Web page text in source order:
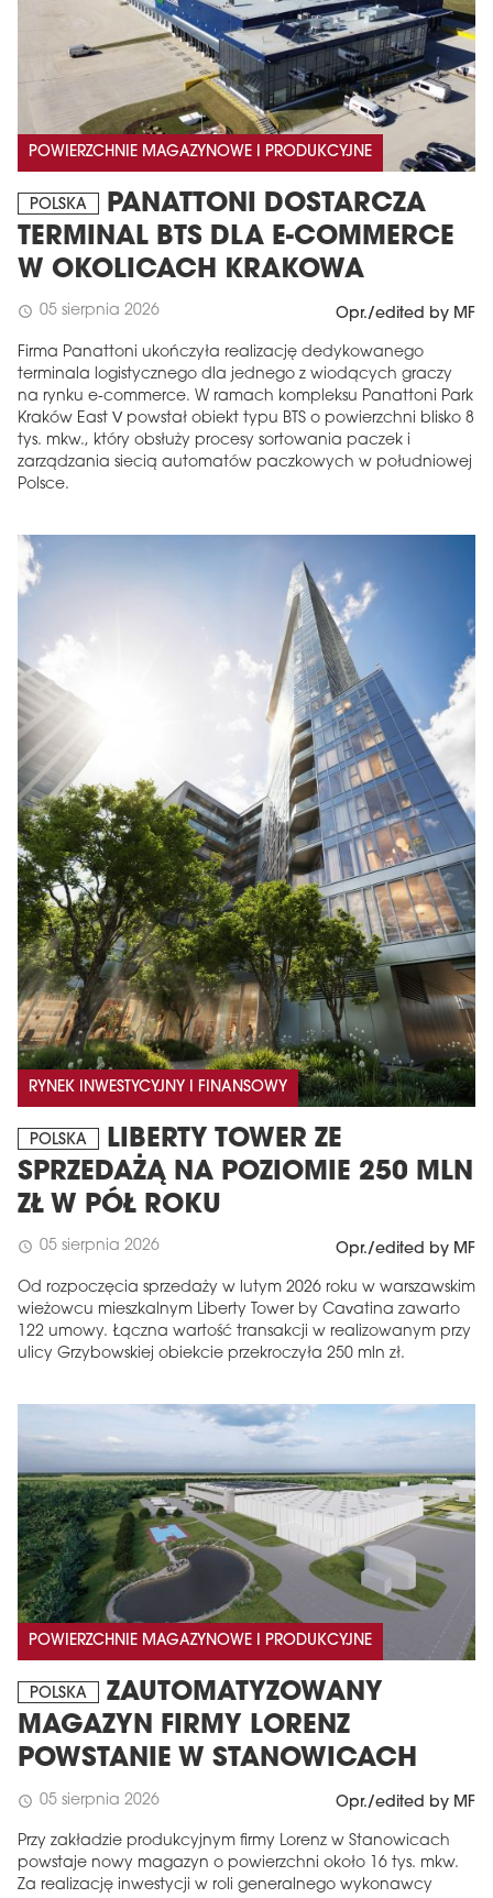
POWIERZCHNIE MAGAZYNOWE I PRODUKCYJNE
POLSKA
PANATTONI DOSTARCZA
TERMINAL BTS DLA E-COMMERCE
W OKOLICACH KRAKOWA
schedule 05 sierpnia 2026 Opr./edited by MF
Firma Panattoni ukończyła realizację dedykowanego
terminala logistycznego dla jednego z wiodących graczy
na rynku e-commerce. W ramach kompleksu Panattoni Park
Kraków East V powstał obiekt typu BTS o powierzchni blisko 8
tys. mkw., który obsłuży procesy sortowania paczek i
zarządzania siecią automatów paczkowych w południowej
Polsce.
RYNEK INWESTYCYJNY I FINANSOWY
POLSKA
LIBERTY TOWER ZE
SPRZEDAŻĄ NA POZIOMIE 250 MLN
ZŁ W PÓŁ ROKU
schedule 05 sierpnia 2026 Opr./edited by MF
Od rozpoczęcia sprzedaży w lutym 2026 roku w warszawskim
wieżowcu mieszkalnym Liberty Tower by Cavatina zawarto
122 umowy. Łączna wartość transakcji w realizowanym przy
ulicy Grzybowskiej obiekcie przekroczyła 250 mln zł.
POWIERZCHNIE MAGAZYNOWE I PRODUKCYJNE
POLSKA
ZAUTOMATYZOWANY
MAGAZYN FIRMY LORENZ
POWSTANIE W STANOWICACH
schedule 05 sierpnia 2026 Opr./edited by MF
Przy zakładzie produkcyjnym firmy Lorenz w Stanowicach
powstaje nowy magazyn o powierzchni około 16 tys. mkw.
Za realizację inwestycji w roli generalnego wykonawcy